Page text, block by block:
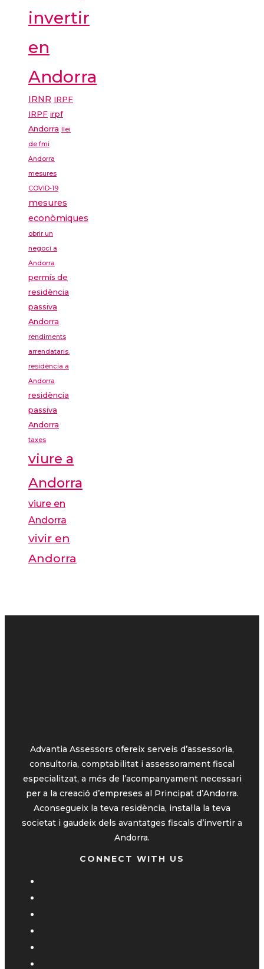
invertir
en
Andorra
IRNR IRPF
IRPF irpf
Andorra llei
de fmi
Andorra
mesures
COVID-19
mesures
econòmiques
obrir un
negoci a
Andorra
permís de
residència
passiva
Andorra
rendiments
arrendataris.
residència a
Andorra
residència
passiva
Andorra
taxes
viure a
Andorra
viure en
Andorra
vivir en
Andorra
Advantia Assessors ofereix serveis d’assessoria,
consultoria, comptabilitat i assessorament fiscal
especialitzat, a més de l’acompanyament necessari
per a la creació d’empreses al Principat d’Andorra.
Aconsegueix la teva residència, instal·la la teva
societat i gaudeix dels avantatges fiscals d’invertir a
Andorra.
CONNECT WITH US